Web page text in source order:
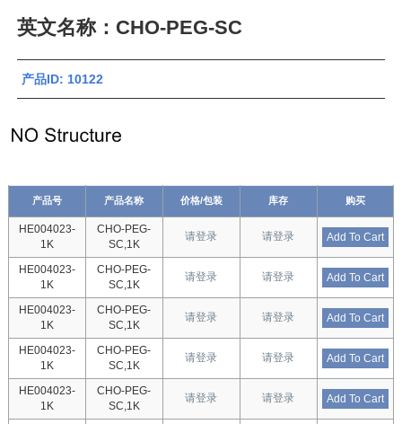
英文名称：CHO-PEG-SC
产品ID: 10122
产品号 产品名称 价格/包装 库存 购买
HE004023-
1K
CHO-PEG-
SC,1K
请登录 请登录 Add To Cart
HE004023-
1K
CHO-PEG-
SC,1K
请登录 请登录 Add To Cart
HE004023-
1K
CHO-PEG-
SC,1K
请登录 请登录 Add To Cart
HE004023-
1K
CHO-PEG-
SC,1K
请登录 请登录 Add To Cart
HE004023-
1K
CHO-PEG-
SC,1K
请登录 请登录 Add To Cart